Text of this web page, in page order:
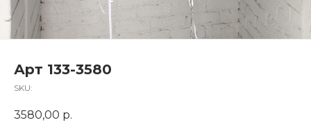
Арт 133-3580
SKU:
3580,00 р.